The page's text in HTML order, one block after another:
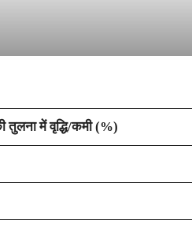
तुलना में वृद्धि/कमी (%)